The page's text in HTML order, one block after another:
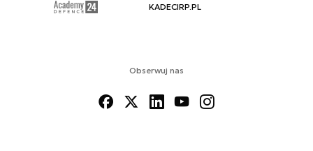
Obserwuj nas
KADECIRP.PL